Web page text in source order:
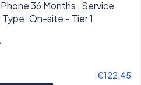
36 Months , Service
On-site - Tier 1
€122,45